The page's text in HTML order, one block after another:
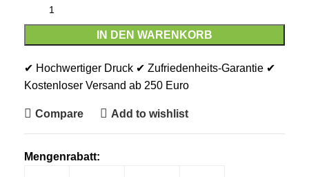
IN DEN WARENKORB
✔ Hochwertiger Druck ✔ Zufriedenheits-Garantie ✔
Kostenloser Versand ab 250 Euro
Compare Add to wishlist
Mengenrabatt: